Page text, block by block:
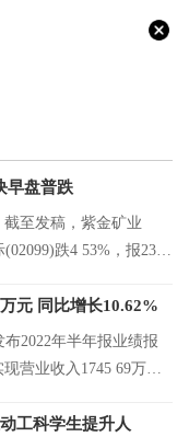
早盘普跌
至发稿，紫金矿业
跌4 53%，报23 2
元 同比增长10.62%
2022年半年报业绩报
营业收入1745 69万
工科学生提升人